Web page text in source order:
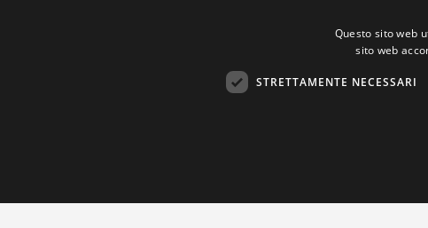
Questo sito web
sito web
STRETTAMENTE NECESSARI